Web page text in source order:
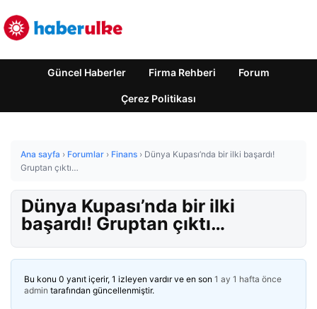
Güncel Haberler Firma Rehberi Forum
Çerez Politikası
Ana sayfa › Forumlar › Finans › Dünya Kupası’nda bir ilki başardı!
Gruptan çıktı…
Dünya Kupası’nda bir ilki
başardı! Gruptan çıktı…
Bu konu 0 yanıt içerir, 1 izleyen vardır ve en son 1 ay 1 hafta önce
admin tarafından güncellenmiştir.